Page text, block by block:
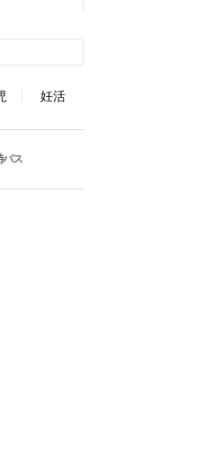
妊活
パス